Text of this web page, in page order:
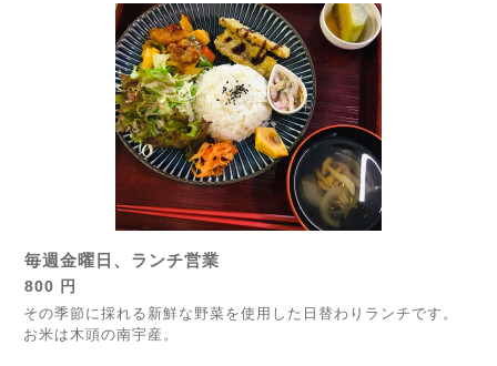
毎週金曜日、ランチ営業
800 円
その季節に採れる新鮮な野菜を使用した日替わりランチです。
お米は木頭の南宇産。